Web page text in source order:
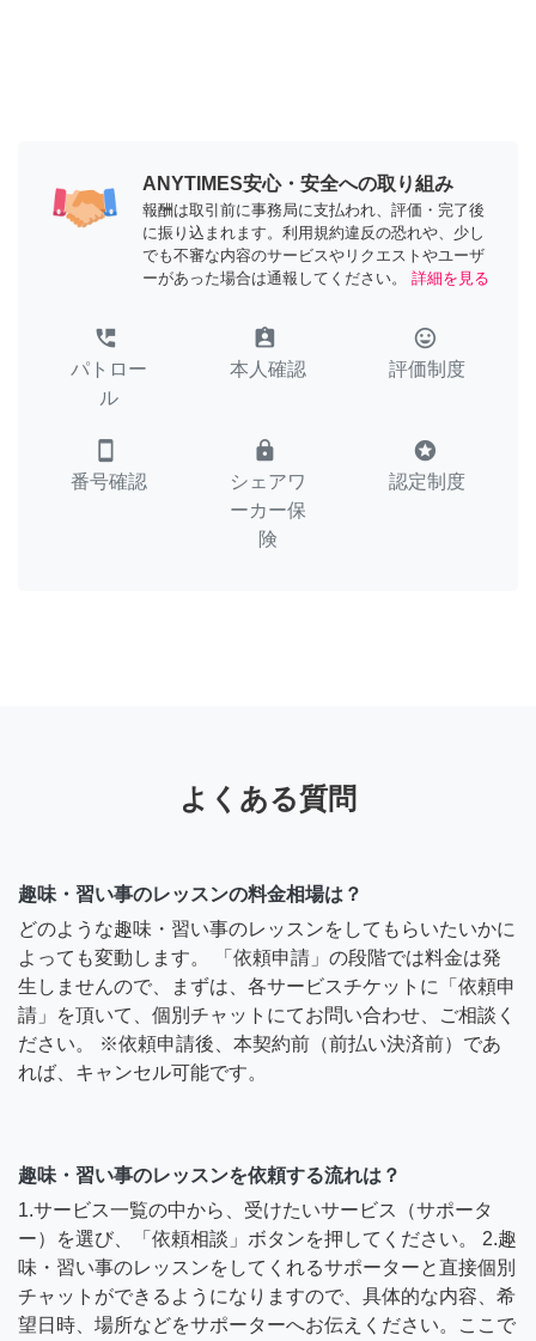
ANYTIMES安心・安全への取り組み
報酬は取引前に事務局に支払われ、評価・完了後
に振り込まれます。利用規約違反の恐れや、少し
でも不審な内容のサービスやリクエストやユーザ
ーがあった場合は通報してください。
詳細を見る
perm_phone_msg
パトロー
ル
assignment_ind
本人確認
tag_faces
評価制度
smartphone
番号確認
lock
シェアワ
ーカー保
険
stars
認定制度
よくある質問
趣味・習い事のレッスンの料金相場は？
どのような趣味・習い事のレッスンをしてもらいたいかに
よっても変動します。 「依頼申請」の段階では料金は発
生しませんので、まずは、各サービスチケットに「依頼申
請」を頂いて、個別チャットにてお問い合わせ、ご相談く
ださい。 ※依頼申請後、本契約前（前払い決済前）であ
れば、キャンセル可能です。
趣味・習い事のレッスンを依頼する流れは？
1.サービス一覧の中から、受けたいサービス（サポータ
ー）を選び、「依頼相談」ボタンを押してください。 2.趣
味・習い事のレッスンをしてくれるサポーターと直接個別
チャットができるようになりますので、具体的な内容、希
望日時、場所などをサポーターへお伝えください。ここで